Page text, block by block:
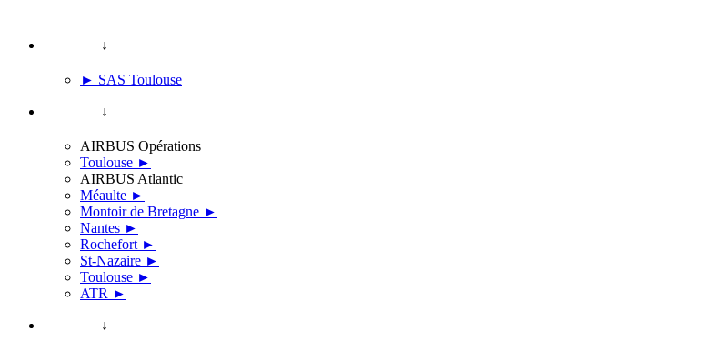
↓
► SAS Toulouse
↓
AIRBUS Opérations
Toulouse ►
AIRBUS Atlantic
Méaulte ►
Montoir de Bretagne ►
Nantes ►
Rochefort ►
St-Nazaire ►
Toulouse ►
ATR ►
↓